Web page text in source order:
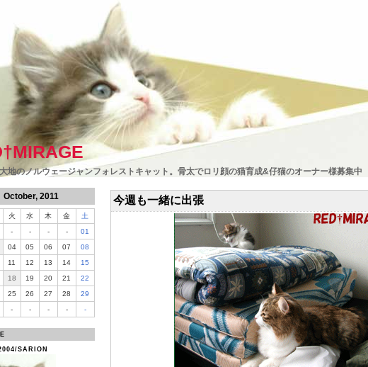
地のノルウェージャンフォレストキャット。骨太でロリ顔の猫育成&仔猫のオーナー様募集中
October, 2011
火 水 木 金
土
- - - -
01
04 05 06 07
08
11 12 13 14
15
18 19 20 21
22
25 26 27 28
29
- - - - -
SARION
今週も一緒に出張